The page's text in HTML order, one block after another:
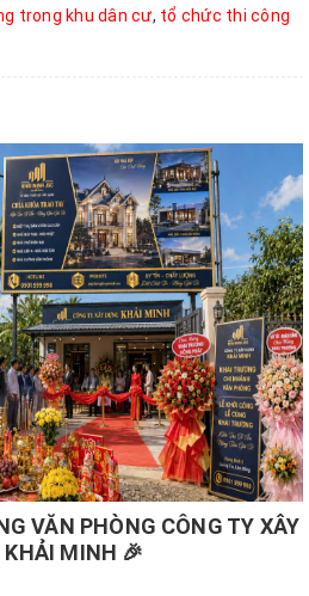
trong khu dân cư, tổ chức thi công
VĂN PHÒNG CÔNG TY XÂY
KHẢI MINH 🎉